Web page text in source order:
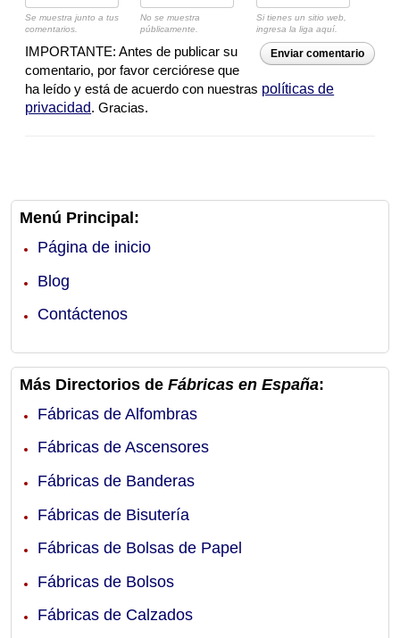
Se muestra junto a tus
comentarios.
No se muestra
públicamente.
Si tienes un sitio web,
ingresa la liga aquí.
Enviar comentario
IMPORTANTE: Antes de publicar su
comentario, por favor cerciórese que
ha leído y está de acuerdo con nuestras políticas de
privacidad. Gracias.
Menú Principal:
Página de inicio
Blog
Contáctenos
Más Directorios de Fábricas en España:
Fábricas de Alfombras
Fábricas de Ascensores
Fábricas de Banderas
Fábricas de Bisutería
Fábricas de Bolsas de Papel
Fábricas de Bolsos
Fábricas de Calzados